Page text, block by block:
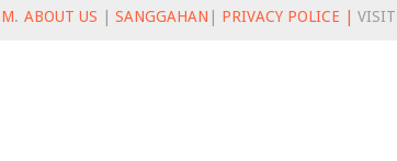
. ABOUT US SANGGAHAN PRIVACY POLICE |